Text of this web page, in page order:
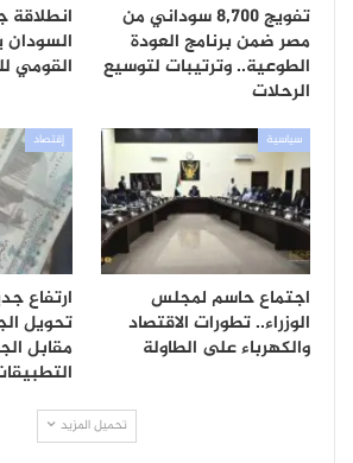
تفويج 8,700 سوداني من
مصر ضمن برنامج العودة
الطوعية.. وترتيبات لتوسيع
الرحلات
انطلاقة
القومي
سياسية
اجتماع حاسم لمجلس
الوزراء.. تطورات الاقتصاد
والكهرباء على الطاولة
إقتصاد
ارتفاع
تحويل
مقابل
تحميل المزيد